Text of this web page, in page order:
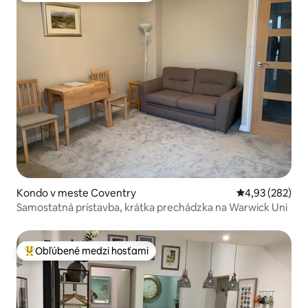
Kondo v meste Coventry Priemerné
4,93 (282)
Samostatná prístavba, krátka prechádzka na Warwick Uni
Najobľúbenejšie medzi hosťami
Obľúbené medzi hosťami